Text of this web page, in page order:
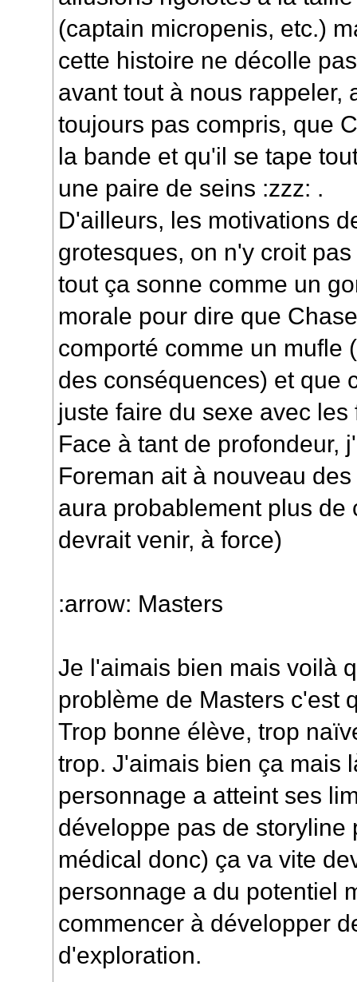
(captain micropenis, etc.)
cette histoire ne décolle
avant tout à nous rappeler,
toujours pas compris, que
la bande et qu'il se tape
une paire de seins :zzz: .
D'ailleurs, les motivations
grotesques, on n'y croit
tout ça sonne comme un
morale pour dire que
comporté comme un mufle
des conséquences) et que
juste faire du sexe avec les
Face à tant de profondeur,
Foreman ait à nouveau
aura probablement plus de
devrait venir, à force)
:arrow: Masters
Je l'aimais bien mais voilà
problème de Masters c'est
Trop bonne élève, trop
trop. J'aimais bien ça mais
personnage a atteint ses
développe pas de storyline
médical donc) ça va vite
personnage a du potentiel
commencer à développer
d'exploration.